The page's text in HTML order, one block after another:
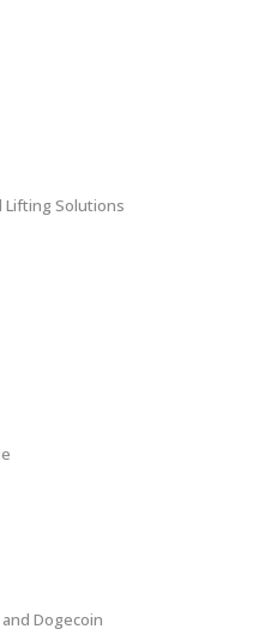
Lifting Solutions
Dogecoin